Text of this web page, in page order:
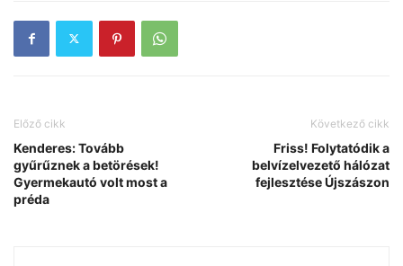
Előző cikk
Kenderes: Tovább
gyűrűznek a betörések!
Gyermekautó volt most a
préda
Következő cikk
Friss! Folytatódik a
belvízelvezető hálózat
fejlesztése Újszászon